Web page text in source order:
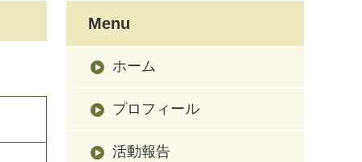
Menu
ホーム
プロフィール
活動報告